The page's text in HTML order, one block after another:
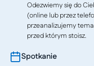
Odezwiemy się do
(online lub przez
przeanalizujemy
przed którym stoisz.
Spotkanie